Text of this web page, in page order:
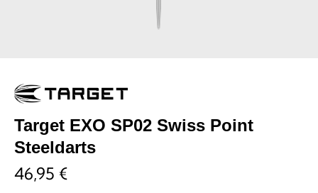
Target EXO SP02 Swiss Point
Steeldarts
46,95 €